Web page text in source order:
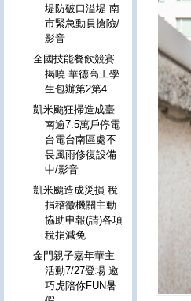
堤防破口溢堤 南
市緊急動員搶險/
影音
全國技能餐飲競賽
揭曉 華德高工學
生包辦第2第4
凱米颱狂掃造成臺
南逾7.5萬戶停電
台電台南區處不
畏風雨修復設備
中/影音
凱米颱造成災損 稅
捐稽徵機關主動
協助申報(請)各項
稅捐減免
金門親子嘉年華主
活動7/27登場 邀
巧虎陪你FUN暑